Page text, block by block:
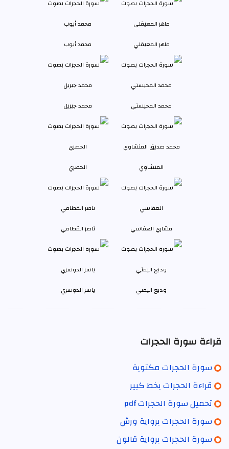
ماهر المعيقلي محمد أيوب
محمد المحيسني محمد جبريل
المنشاوي الحصري
مشاري العفاسي ناصر القطامي
وديع اليمني ياسر الدوسري
قراءة سورة الحجرات
سورة الحجرات مكتوبة
قراءة الحجرات بخط كبير
تحميل سورة الحجرات pdf
سورة الحجرات برواية ورش
سورة الحجرات برواية قالون